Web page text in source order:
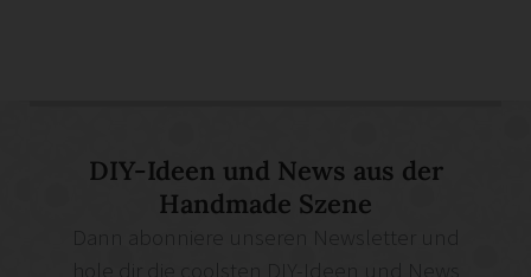
DIY-Ideen und News aus der
Handmade Szene